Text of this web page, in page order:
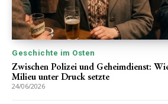
Geschichte im Osten
Zwischen Polizei und Geheimdienst:
Milieu unter Druck setzte
24/06/2026